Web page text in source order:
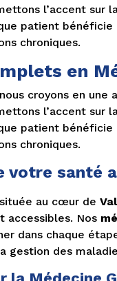
l’accent sur
patient
chroniques.
en
croyons en une
l’accent sur
patient
chroniques.
votre santé
au cœur de
accessibles. Nos
dans chaque
gestion des